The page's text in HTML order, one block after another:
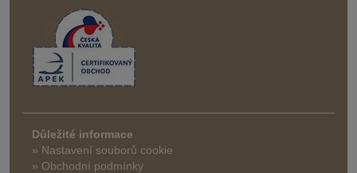
Důležité informace
» Nastavení souborů cookie
» Obchodní podmínky